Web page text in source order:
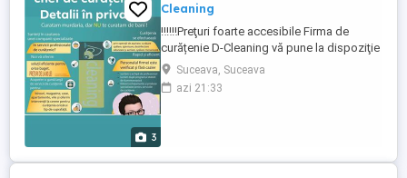
3
Cleaning
‼️‼️‼️Preţuri foarte accesibile Firma de
curățenie D-Cleaning vă pune la dispoziţie
servicii de curățenie la domiciliu în tot
JUDEŢUL SUCEAVA şi nu numai!! Firma D-
Cleaning vă oferă : *servicii de curățenie
Suceava, Suceava
azi 21:33